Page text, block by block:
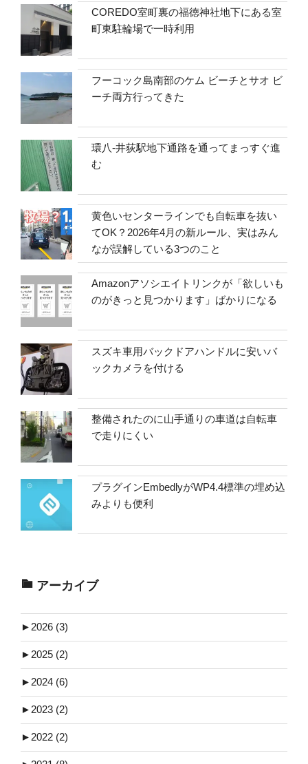
COREDO室町裏の福徳神社地下にある室
町東駐輪場で一時利用
フーコック島南部のケム ビーチとサオ ビ
ーチ両方行ってきた
環八-井荻駅地下通路を通ってまっすぐ進
む
黄色いセンターラインでも自転車を抜い
てOK？2026年4月の新ルール、実はみん
なが誤解している3つのこと
Amazonアソシエイトリンクが「欲しいも
のがきっと見つかります」ばかりになる
スズキ車用バックドアハンドルに安いバ
ックカメラを付ける
整備されたのに山手通りの車道は自転車
で走りにくい
プラグインEmbedlyがWP4.4標準の埋め込
みよりも便利
アーカイブ
► 2026 (3)
► 2025 (2)
► 2024 (6)
► 2023 (2)
► 2022 (2)